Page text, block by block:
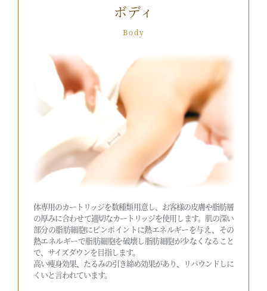
ボディ
Body
体専用のカートリッジを数種類用意し、お客様の皮膚や脂肪層
の厚みに合わせて適切なカートリッジを使用します。肌の深い
部分の脂肪細胞にピンポイントに熱エネルギーを与え、その
熱エネルギーで脂肪細胞を破壊し脂肪細胞が少なくなること
で、サイズダウンを目指します。
高い痩身効果、たるみの引き締め効果があり、リバウンドしに
くいと言われています。